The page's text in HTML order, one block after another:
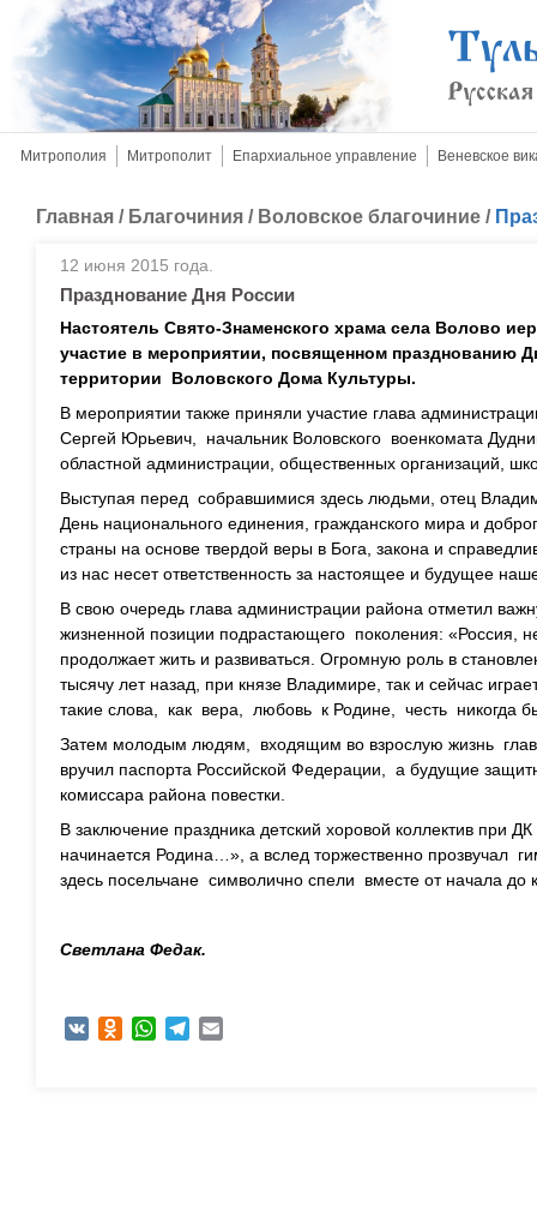
Митрополия Митрополит Епархиальное управление Веневское
Главная / Благочиния / Воловское благочиние /
12 июня 2015 года.
Празднование Дня России
Настоятель Свято-Знаменского храма села Волово
участие в мероприятии, посвященном празднованию
территории Воловского Дома Культуры.
В мероприятии также приняли участие глава
Сергей Юрьевич, начальник Воловского военкомата
областной администрации, общественных организаций,
Выступая перед собравшимися здесь людьми, отец
День национального единения, гражданского мира и
страны на основе твердой веры в Бога, закона и
из нас несет ответственность за настоящее и будущее
В свою очередь глава администрации района отметил
жизненной позиции подрастающего поколения: «Россия,
продолжает жить и развиваться. Огромную роль в
тысячу лет назад, при князе Владимире, так и сейчас
такие слова, как вера, любовь к Родине, честь никогда
Затем молодым людям, входящим во взрослую жизнь
вручил паспорта Российской Федерации, а будущие
комиссара района повестки.
В заключение праздника детский хоровой коллектив при
начинается Родина…», а вслед торжественно прозвучал
здесь посельчане символично спели вместе от начала до
Светлана Федак.
VK Odnoklassniki
WhatsAppTelegram